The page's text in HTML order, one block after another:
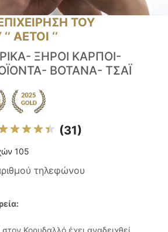
ΤΟΥ
ΑΕΤΟΙ ‘’
ΞΗΡΟΙ ΚΑΡΠΟΙ-
ΒΟΤΑΝΑ- ΤΣΑΪ
(31)
105
τηλεφώνου
στον Κορυδαλλό έχει αναδειχθεί